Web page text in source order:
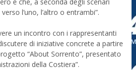
e che, a seconda degli scenari
l’uno, l’altro o entrambi”.
un incontro con i rappresentanti
di iniziative concrete a partire
“About Sorrento”, presentato
della Costiera”.